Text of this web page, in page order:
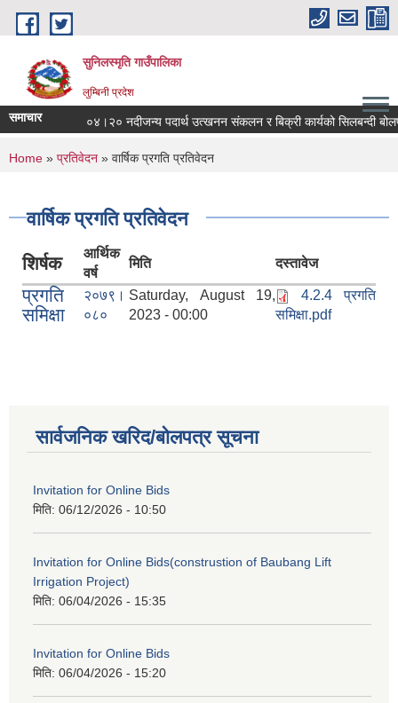
Skip to main content
सुनिलस्मृति गाउँपालिका
लुम्बिनी प्रदेश
समाचार ०४।२० नदीजन्य पदार्थ उत्खनन संकलन र बिक्री कार्यको सिलबन्दी
You are here
Home » प्रतिवेदन » वार्षिक प्रगति प्रतिवेदन
वार्षिक प्रगति प्रतिवेदन
शिर्षक
आर्थिक
वर्ष
मिति दस्तावेज
प्रगति
समिक्षा
२०७९।
०८०
Saturday, August 19,
2023 - 00:00
4.2.4 प्रगति
समिक्षा.pdf
सार्वजनिक खरिद/बोलपत्र सूचना
Invitation for Online Bids
मिति: 06/12/2026 - 10:50
Invitation for Online Bids(construstion of Baubang Lift
Irrigation Project)
मिति: 06/04/2026 - 15:35
Invitation for Online Bids
मिति: 06/04/2026 - 15:20